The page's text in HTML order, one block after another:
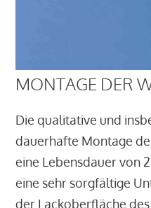
MONTAGE DER
Die qualitative und
dauerhafte Montage
eine Lebensdauer von
eine sehr sorgfältige
der Lackoberfläche